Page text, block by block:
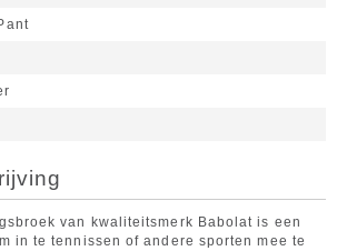
van kwaliteitsmerk Babolat is een
in te tennissen of andere sporten mee te